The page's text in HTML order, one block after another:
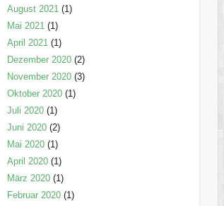
August 2021(1)
Mai 2021(1)
April 2021(1)
Dezember 2020(2)
November 2020(3)
Oktober 2020(1)
Juli 2020(1)
Juni 2020(2)
Mai 2020(1)
April 2020(1)
März 2020(1)
Februar 2020(1)